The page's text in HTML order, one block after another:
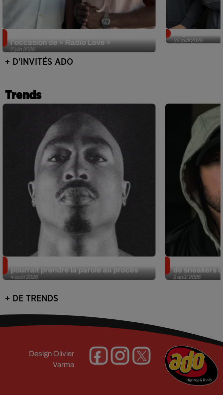
2 juin 2026
l'occasion de « Radio Love »
24 avril 2026
+ D'INVITÉS ADO
Trends
4 août 2026
pourrait prendre la parole au procès
3 août 2026
de sneakers
+ DE TRENDS
Design Olivier
Varma